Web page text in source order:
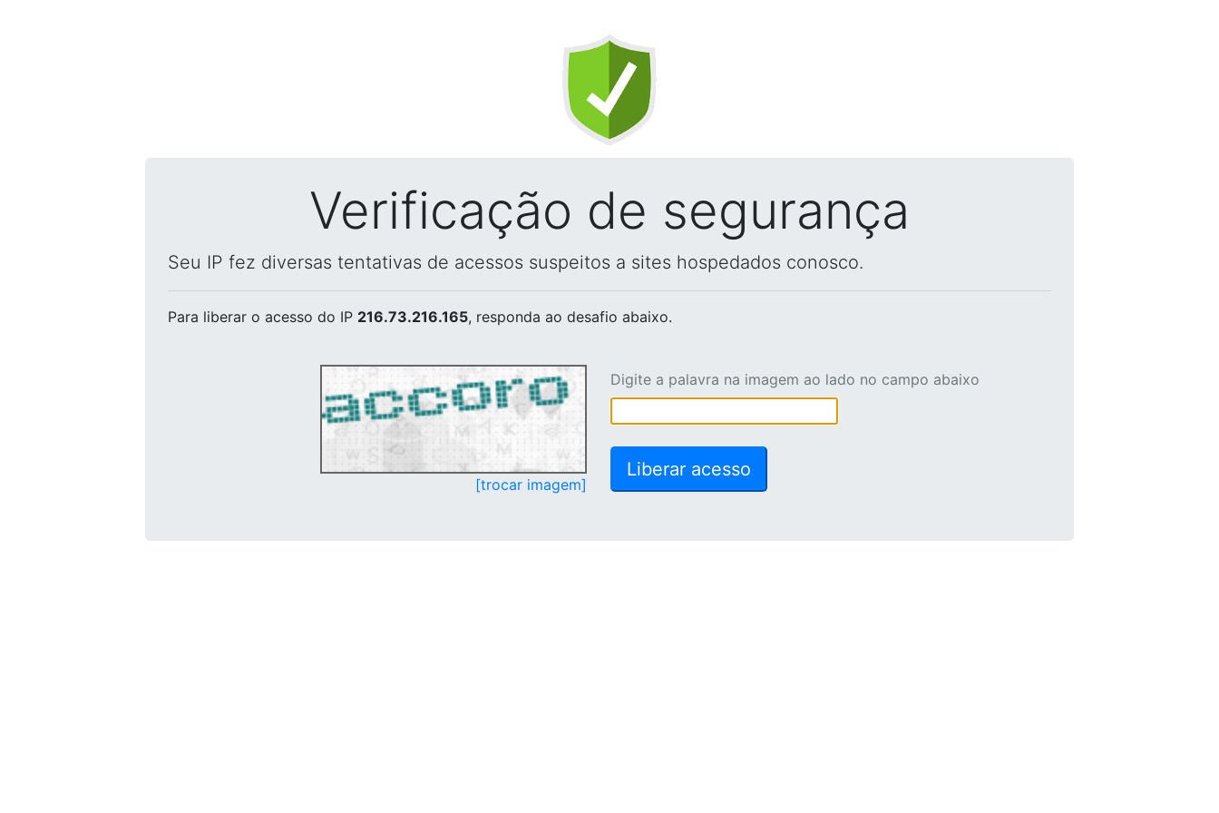
Verificação de segurança
Seu IP fez diversas tentativas de acessos suspeitos a sites hospedados conosco.
Para liberar o acesso do IP 216.73.216.165, responda ao desafio abaixo.
[trocar imagem]
Digite a palavra na imagem ao lado no campo abaixo